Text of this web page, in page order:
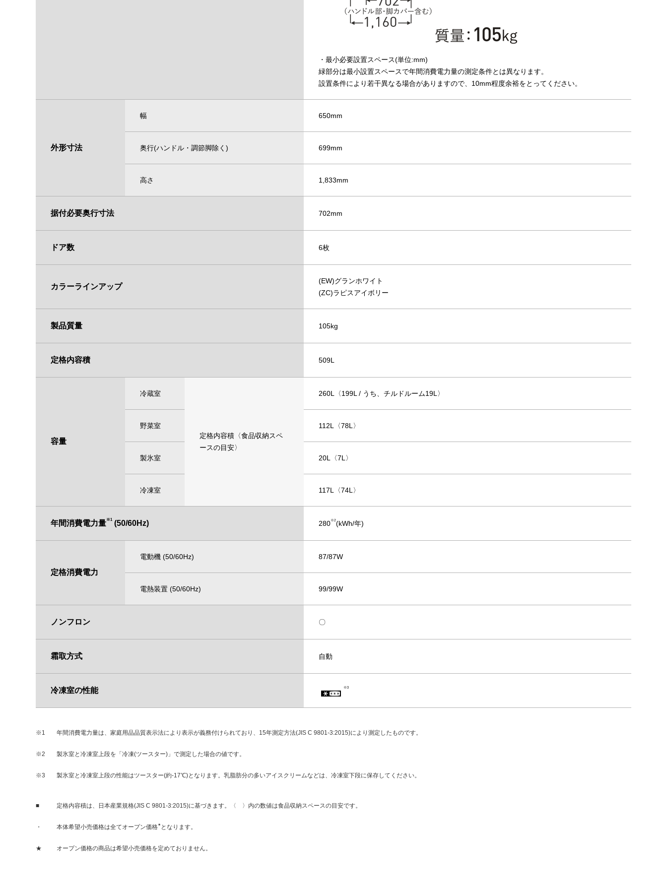
・最小必要設置スペース(単位:mm)
緑部分は最小設置スペースで年間消費電力量の測定条件とは異なります。
設置条件により若干異なる場合がありますので、10mm程度余裕をとってください。
外形寸法
幅 650mm
奥行(ハンドル・調節脚除く) 699mm
高さ 1,833mm
据付必要奥行寸法 702mm
ドア数 6枚
カラーラインアップ
(EW)グランホワイト
(ZC)ラピスアイボリー
製品質量 105kg
定格内容積 509L
容量
冷蔵室
定格内容積〈食品収納スペ
ースの目安〉
260L〈199L / うち、チルドルーム19L〉
野菜室 112L〈78L〉
製氷室 20L〈7L〉
冷凍室 117L〈74L〉
年間消費電力量※1(50/60Hz) 280※2(kWh/年)
定格消費電力
電動機 (50/60Hz) 87/87W
電熱装置 (50/60Hz) 99/99W
ノンフロン 〇
霜取方式 自動
冷凍室の性能 ※3
※1 年間消費電力量は、家庭用品品質表示法により表示が義務付けられており、15年測定方法(JIS C 9801-3:2015)により測定したものです。
※2 製氷室と冷凍室上段を「冷凍(ツースター)」で測定した場合の値です。
※3 製氷室と冷凍室上段の性能はツースター(約-17℃)となります。乳脂肪分の多いアイスクリームなどは、冷凍室下段に保存してください。
■ 定格内容積は、日本産業規格(JIS C 9801-3:2015)に基づきます。〈 〉内の数値は食品収納スペースの目安です。
・ 本体希望小売価格は全てオープン価格★ となります。
★ オープン価格の商品は希望小売価格を定めておりません。